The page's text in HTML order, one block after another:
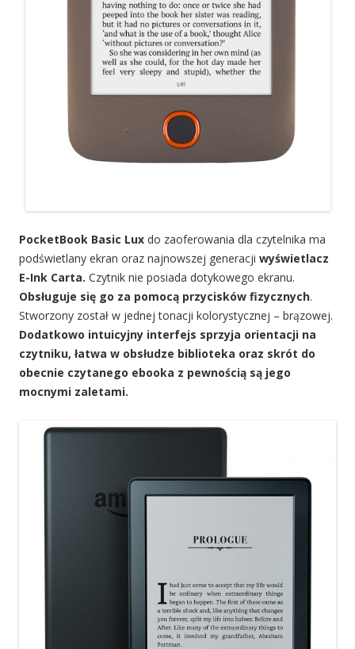
PocketBook Basic Lux do zaoferowania dla czytelnika ma
podświetlany ekran oraz najnowszej generacji wyświetlacz
E-Ink Carta. Czytnik nie posiada dotykowego ekranu.
Obsługuje się go za pomocą przycisków fizycznych.
Stworzony został w jednej tonacji kolorystycznej – brązowej.
Dodatkowo intuicyjny interfejs sprzyja orientacji na
czytniku, łatwa w obsłudze biblioteka oraz skrót do
obecnie czytanego ebooka z pewnością są jego
mocnymi zaletami.